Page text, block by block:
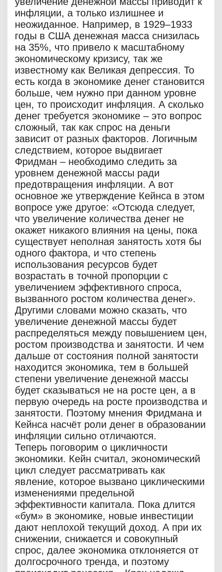
инфляции, а только излишнее и
неожиданное. Например, в 1929–1933
годы в США денежная масса снизилась
на 35%, что привело к масштабному
экономическому кризису, так же
известному как Великая депрессия. То
есть когда в экономике денег становится
больше, чем нужно при данном уровне
цен, то происходит инфляция. А сколько
денег требуется экономике – это вопрос
сложный, так как спрос на деньги
зависит от разных факторов. Логичным
следствием, которое выдвигает
Фридман – необходимо следить за
уровнем денежной массы ради
предотвращения инфляции. А вот
основное же утверждение Кейнса в этом
вопросе уже другое: «Отсюда следует,
что увеличение количества денег не
окажет никакого влияния на цены, пока
существует неполная занятость хотя бы
одного фактора, и что степень
использования ресурсов будет
возрастать в точной пропорции с
увеличением эффективного спроса,
вызванного ростом количества денег».
Другими словами можно сказать, что
увеличение денежной массы будет
распределяться между повышением цен,
ростом производства и занятости. И чем
дальше от состояния полной занятости
находится экономика, тем в большей
степени увеличение денежной массы
будет сказываться не на росте цен, а в
первую очередь на росте производства и
занятости. Поэтому мнения Фридмана и
Кейнса насчёт роли денег в образовании
инфляции сильно отличаются.
Теперь поговорим о цикличности
экономики. Кейн считал, экономический
цикл следует рассматривать как
явление, которое вызвано циклическими
изменениями предельной
эффективности капитала. Пока длится
«бум» в экономике, новые инвестиции
дают неплохой текущий доход. А при их
снижении, снижается и совокупный
спрос, далее экономика отклоняется от
долгосрочного тренда, и поэтому